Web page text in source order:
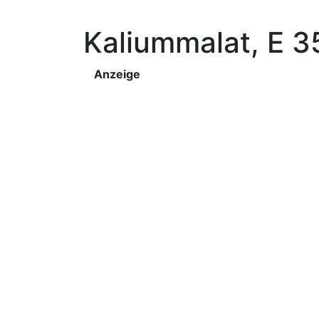
Kaliummalat, E
Anzeige